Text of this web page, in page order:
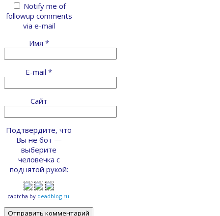
Notify me of
followup comments
via e-mail
Имя *
E-mail *
Сайт
Подтвердите, что
Вы не бот —
выберите
человечка с
поднятой рукой:
captcha by deadblog.ru